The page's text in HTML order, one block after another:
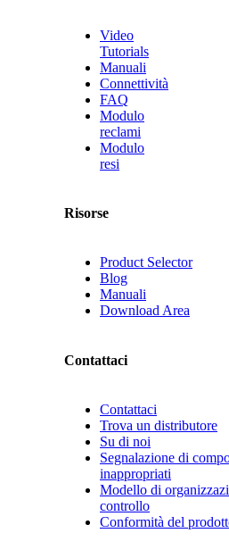
Video
Tutorials
Manuali
Connettività
FAQ
Modulo
reclami
Modulo
resi
Risorse
Product Selector
Blog
Manuali
Download Area
Contattaci
Contattaci
Trova un distributore
Su di noi
Segnalazione di
inappropriati
Modello di
controllo
Conformità del